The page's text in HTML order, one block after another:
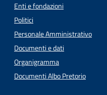
Enti e fondazioni
Politici
Personale Amministrativo
Documenti e dati
Organigramma
Documenti Albo Pretorio